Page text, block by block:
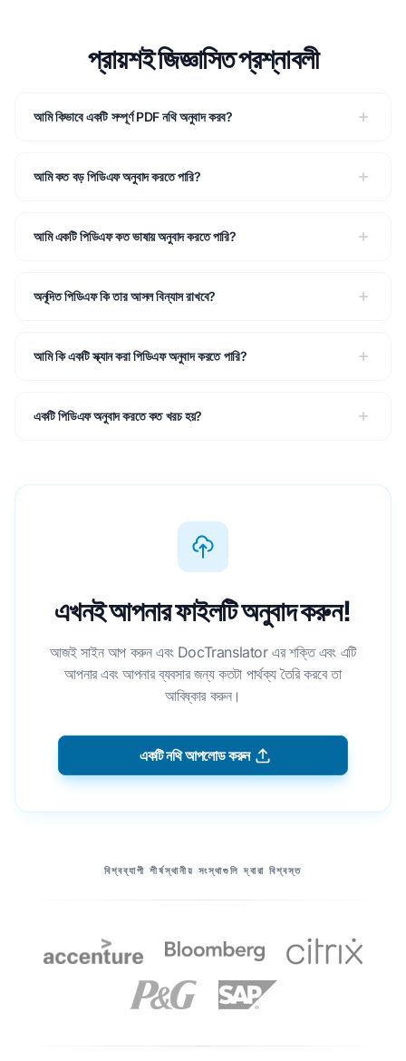
প্রায়শই জিজ্ঞাসিত প্রশ্নাবলী
আমি কিভাবে একটি সম্পূর্ণ PDF নথি অনুবাদ করব?
আমি কত বড় পিডিএফ অনুবাদ করতে পারি?
আমি একটি পিডিএফ কত ভাষায় অনুবাদ করতে পারি?
অনূদিত পিডিএফ কি তার আসল বিন্যাস রাখবে?
আমি কি একটি স্ক্যান করা পিডিএফ অনুবাদ করতে পারি?
একটি পিডিএফ অনুবাদ করতে কত খরচ হয়?
এখনই আপনার ফাইলটি অনুবাদ করুন!
আজই সাইন আপ করুন এবং DocTranslator এর শক্তি এবং এটি
আপনার এবং আপনার ব্যবসার জন্য কতটা পার্থক্য তৈরি করবে তা
আবিষ্কার করুন।
একটি নথি আপলোড করুন
বিশ্বব্যাপী শীর্ষস্থানীয় সংস্থাগুলি দ্বারা বিশ্বস্ত